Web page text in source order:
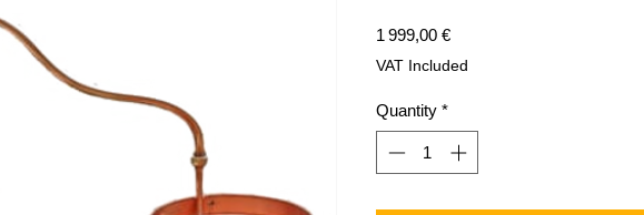
1 999,00 €Price
VAT Included
Quantity *